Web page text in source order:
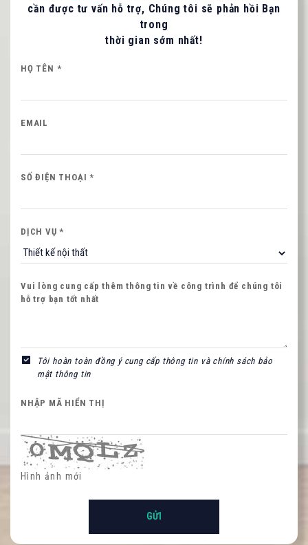
cần được tư vấn hỗ trợ, Chúng tôi sẽ phản hồi Bạn
trong
thời gian sớm nhất!
HỌ TÊN *
EMAIL
SỐ ĐIỆN THOẠI *
DỊCH VỤ *
Vui lòng cung cấp thêm thông tin về công trình để chúng tôi
hỗ trợ bạn tốt nhất
Tôi hoàn toàn đồng ý cung cấp thông tin và chính sách bảo
mật thông tin
NHẬP MÃ HIỂN THỊ
Hình ảnh mới
HỌ VÀ TÊN QUÝ KHÁCH
SỐ ĐIỆN THOẠI *
NHẬP MÃ HIỂN THỊ